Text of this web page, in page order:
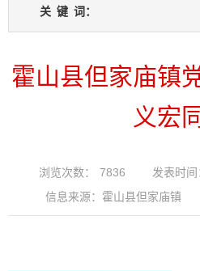
关 键 词：
霍山县但家庙
义宏
浏览次数： 7836
发表时
信息来源：霍山县但家庙镇